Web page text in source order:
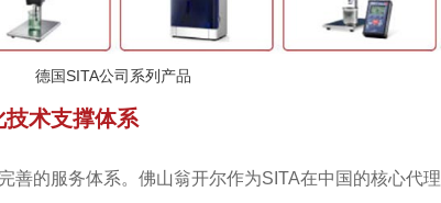
德国SITA公司系列产品
术支撑体系
善的服务体系。佛山翁开尔作为SITA在中国的核心代理